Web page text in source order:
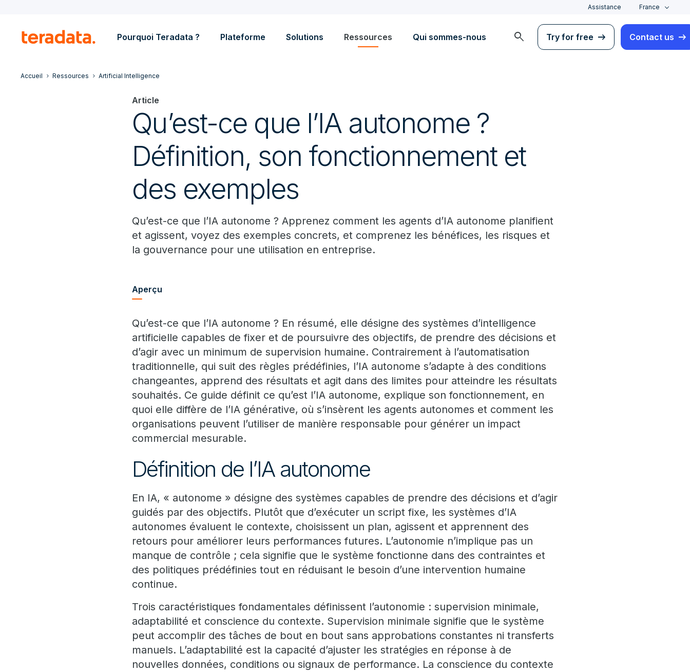
Assistance France
Pourquoi Teradata ? Plateforme Solutions Ressources Qui sommes-nous search Try for free Contact us
Accueil Ressources Artificial Intelligence
Article
Qu’est-ce que l’IA autonome ?
Définition, son fonctionnement et
des exemples
Qu’est-ce que l’IA autonome ? Apprenez comment les agents d’IA autonome planifient
et agissent, voyez des exemples concrets, et comprenez les bénéfices, les risques et
la gouvernance pour une utilisation en entreprise.
Aperçu
Qu’est-ce que l’IA autonome ? En résumé, elle désigne des systèmes d’intelligence
artificielle capables de fixer et de poursuivre des objectifs, de prendre des décisions et
d’agir avec un minimum de supervision humaine. Contrairement à l’automatisation
traditionnelle, qui suit des règles prédéfinies, l’IA autonome s’adapte à des conditions
changeantes, apprend des résultats et agit dans des limites pour atteindre les résultats
souhaités. Ce guide définit ce qu’est l’IA autonome, explique son fonctionnement, en
quoi elle diffère de l’IA générative, où s’insèrent les agents autonomes et comment les
organisations peuvent l’utiliser de manière responsable pour générer un impact
commercial mesurable.
Définition de l’IA autonome
En IA, « autonome » désigne des systèmes capables de prendre des décisions et d’agir
guidés par des objectifs. Plutôt que d’exécuter un script fixe, les systèmes d’IA
autonomes évaluent le contexte, choisissent un plan, agissent et apprennent des
retours pour améliorer leurs performances futures. L’autonomie n’implique pas un
manque de contrôle ; cela signifie que le système fonctionne dans des contraintes et
des politiques prédéfinies tout en réduisant le besoin d’une intervention humaine
continue.
Trois caractéristiques fondamentales définissent l’autonomie : supervision minimale,
adaptabilité et conscience du contexte. Supervision minimale signifie que le système
peut accomplir des tâches de bout en bout sans approbations constantes ni transferts
manuels. L’adaptabilité est la capacité d’ajuster les stratégies en réponse à de
nouvelles données, conditions ou signaux de performance. La conscience du contexte